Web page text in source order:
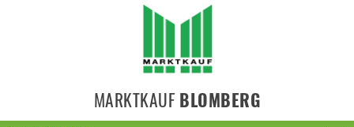
MARKTKAUF BLOMBERG